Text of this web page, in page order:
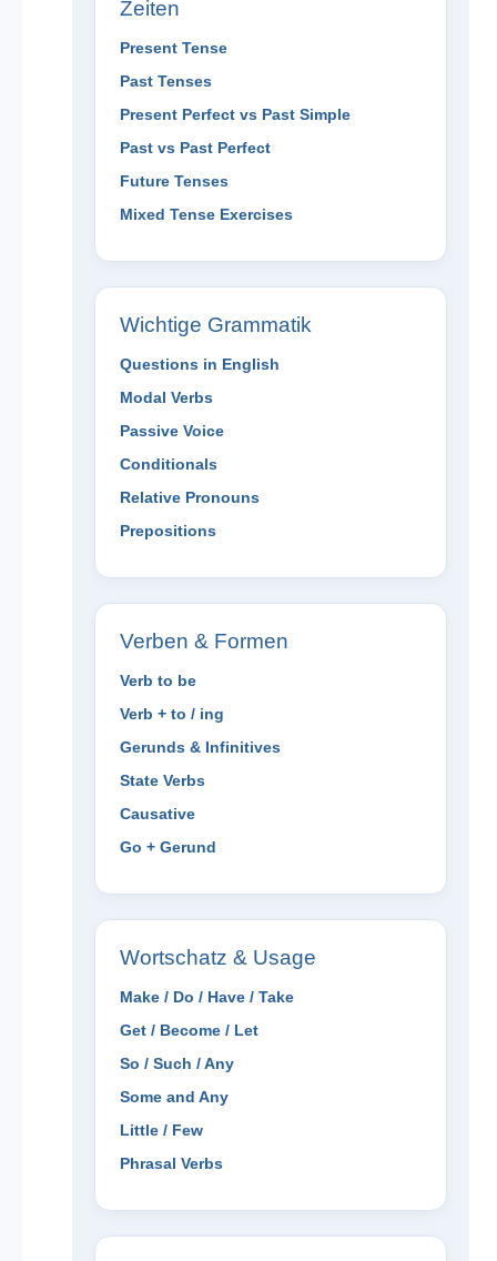
Zeiten
Present Tense
Past Tenses
Present Perfect vs Past Simple
Past vs Past Perfect
Future Tenses
Mixed Tense Exercises
Wichtige Grammatik
Questions in English
Modal Verbs
Passive Voice
Conditionals
Relative Pronouns
Prepositions
Verben & Formen
Verb to be
Verb + to / ing
Gerunds & Infinitives
State Verbs
Causative
Go + Gerund
Wortschatz & Usage
Make / Do / Have / Take
Get / Become / Let
So / Such / Any
Some and Any
Little / Few
Phrasal Verbs